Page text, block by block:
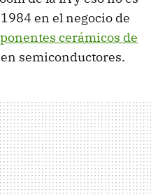
en el negocio de
cerámicos de
semiconductores.